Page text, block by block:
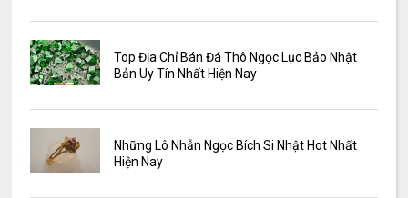
Top Địa Chỉ Bán Đá Thô Ngọc Lục Bảo Nhật
Bản Uy Tín Nhất Hiện Nay
Những Lô Nhẫn Ngọc Bích Si Nhật Hot Nhất
Hiện Nay